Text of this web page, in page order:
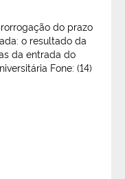
do prazo
o resultado da
da entrada do
Fone: (14)